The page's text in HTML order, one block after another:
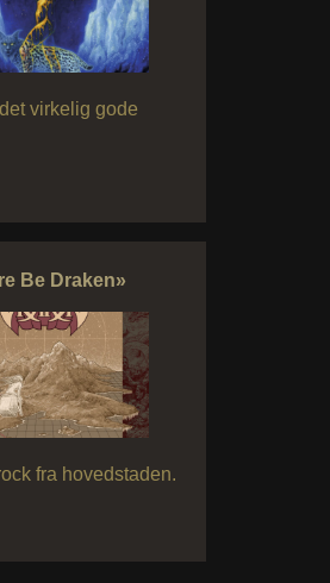
virkelig gode
Be Draken»
fra hovedstaden.